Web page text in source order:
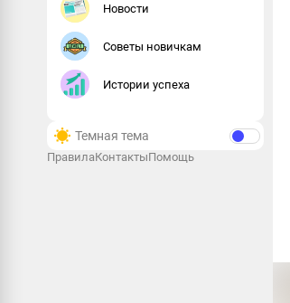
Новости
Советы новичкам
Истории успеха
Темная тема
ПравилаКонтактыПомощь